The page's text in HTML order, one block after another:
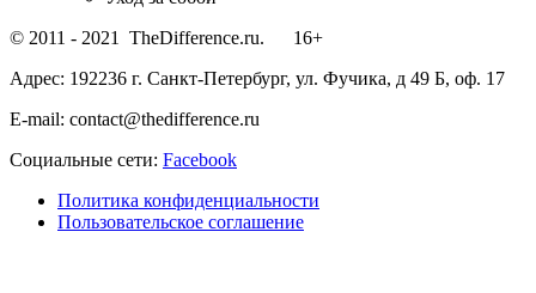
© 2011 - 2021 TheDifference.ru. 16+
Адрес: 192236 г. Санкт-Петербург, ул. Фучика, д 49 Б, оф. 17
E-mail: contact@thedifference.ru
Социальные сети: Facebook
Политика конфиденциальности
Пользовательское соглашение